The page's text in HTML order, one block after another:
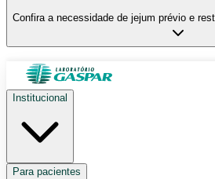
Confira a necessidade de jejum prévio e
Institucional
Para pacientes